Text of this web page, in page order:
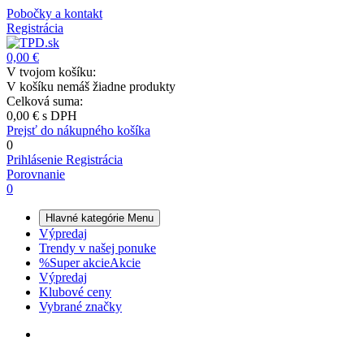
Pobočky a kontakt
Registrácia
0,00 €
V tvojom košíku:
V košíku nemáš žiadne produkty
Celková suma:
0,00 € s DPH
Prejsť do nákupného košíka
0
Prihlásenie Registrácia
Porovnanie
0
Hlavné kategórie Menu
Výpredaj
Trendy v našej ponuke
%Super akcieAkcie
Výpredaj
Klubové ceny
Vybrané značky